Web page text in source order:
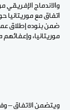
والاندماج
اتفاق مع موريتانيا
ضمن بنوده إطلاق
موريتانيا،
ويتضمن الاتفاق –